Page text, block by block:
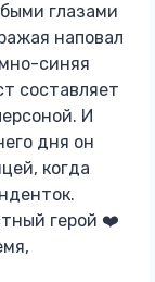
глазами
наповал
синяя
составляет
И
дня он
когда
герой ❤️